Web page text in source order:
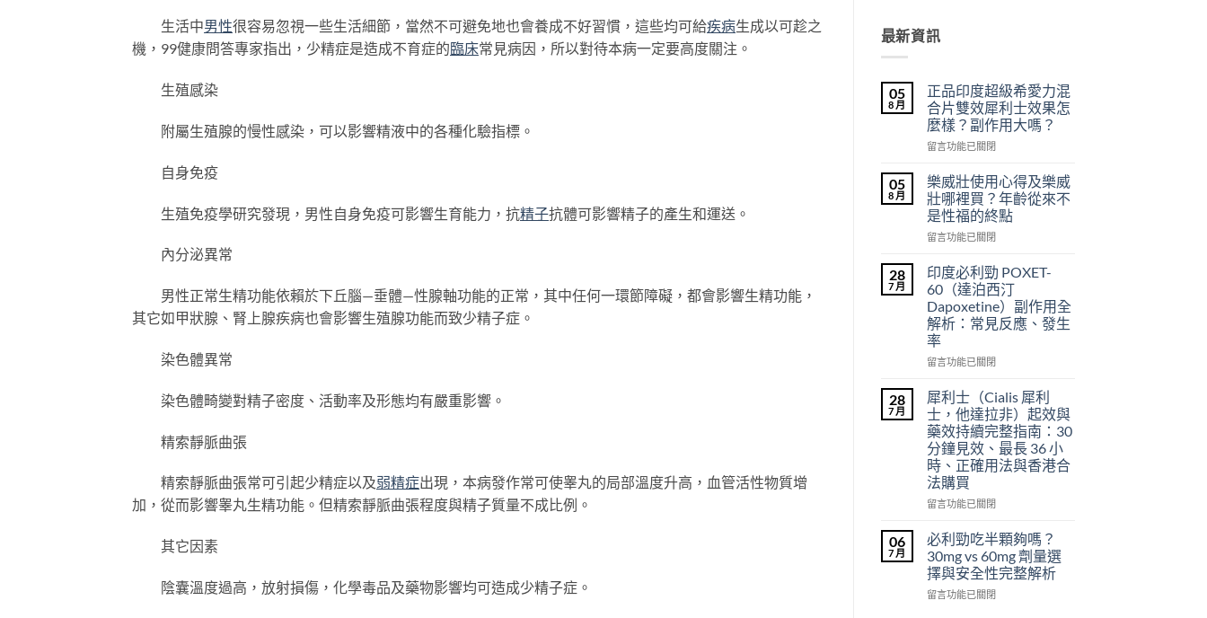
生活中男性很容易忽視一些生活細節，當然不可避免地也會養成不好習慣，這些均可給疾病生成以可趁之
機，99健康問答專家指出，少精症是造成不育症的臨床常見病因，所以對待本病一定要高度關注。
生殖感染
附屬生殖腺的慢性感染，可以影響精液中的各種化驗指標。
自身免疫
生殖免疫學研究發現，男性自身免疫可影響生育能力，抗精子抗體可影響精子的產生和運送。
內分泌異常
男性正常生精功能依賴於下丘腦—垂體—性腺軸功能的正常，其中任何一環節障礙，都會影響生精功能，
其它如甲狀腺、腎上腺疾病也會影響生殖腺功能而致少精子症。
染色體異常
染色體畸變對精子密度、活動率及形態均有嚴重影響。
精索靜脈曲張
精索靜脈曲張常可引起少精症以及弱精症出現，本病發作常可使睾丸的局部溫度升高，血管活性物質增
加，從而影響睾丸生精功能。但精索靜脈曲張程度與精子質量不成比例。
其它因素
陰囊溫度過高，放射損傷，化學毒品及藥物影響均可造成少精子症。
最新資訊
05
8 月
正品印度超級希愛力混
合片雙效犀利士效果怎
麼樣？副作用大嗎？
在
品
印
度
超
級
愛
力
混
合
片
雙
效
利
士
效
果
怎
麼
樣？
副
作
大
嗎？〉
中
留言功能已關閉
05
8 月
樂威壯使用心得及樂威
壯哪裡買？年齡從來不
是性福的終點
在
威
壯
使
用
心
得
及
威
壯
哪
裡
買？
年
齡
來
是
性
福
的
終
留言功能已關閉
28
7 月
印度必利勁 POXET-
60（達泊西汀
Dapoxetine）副作用全
解析：常見反應、發生
率
在
度
必
利
勁
POXET-
60（達
泊
西
副
作
用
全
留言功能已關閉
28
7 月
犀利士（Cialis 犀利
士，他達拉非）起效與
藥效持續完整指南：30
分鐘見效、最長 36 小
時、正確用法與香港合
法購買
在
利
士
（Cialis
犀
利
留言功能已關閉
06
7 月
必利勁吃半顆夠嗎？
30mg vs 60mg 劑量選
擇與安全性完整解析
在
留言功能已關閉